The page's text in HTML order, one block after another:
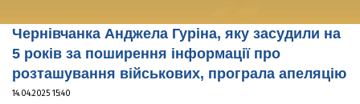
Чернівчанка Анджела Гуріна, яку засудили на
5 років за поширення інформації про
розташування військових, програла апеляцію
14.04.2025 15:40